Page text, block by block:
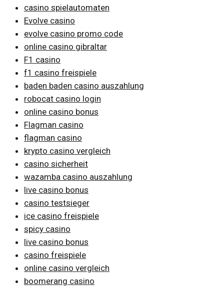
casino spielautomaten
Evolve casino
evolve casino promo code
online casino gibraltar
F1 casino
f1 casino freispiele
baden baden casino auszahlung
robocat casino login
online casino bonus
Flagman casino
flagman casino
krypto casino vergleich
casino sicherheit
wazamba casino auszahlung
live casino bonus
casino testsieger
ice casino freispiele
spicy casino
live casino bonus
casino freispiele
online casino vergleich
boomerang casino